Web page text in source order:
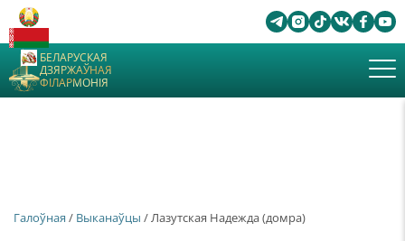
БЕЛАРУСКАЯ
ДЗЯРЖАЎНАЯ
ФІЛАРМОНІЯ
Галоўная / Выканаўцы / Лазутская Надежда (домра)